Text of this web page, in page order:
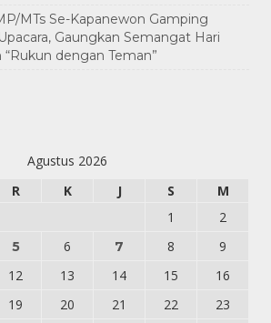
MTs Se-Kapanewon Gamping
Gaungkan Semangat Hari
dengan Teman”
Agustus 2026
R K J S
M
1
2
5 6 7 8
9
12 13 14 15
16
19 20 21 22
23